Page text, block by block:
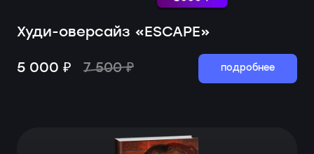
Худи-оверсайз «ESCAPE»
5 000 ₽ 7 500 ₽ подробнее